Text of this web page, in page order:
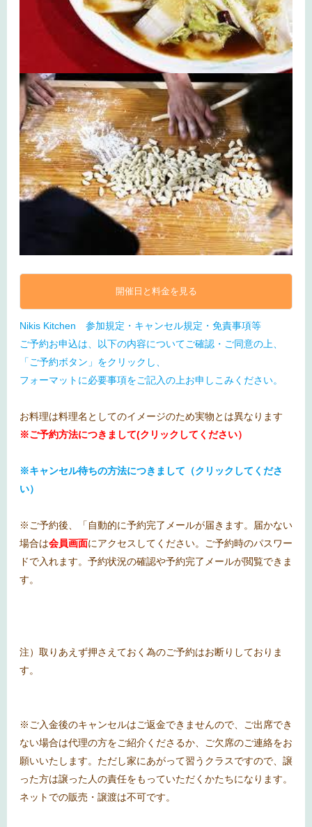
開催日と料金を見る
Nikis Kitchen 参加規定・キャンセル規定・免責事項等
ご予約お申込は、以下の内容についてご確認・ご同意の上、
「ご予約ボタン」をクリックし、
フォーマットに必要事項をご記入の上お申しこみください。
お料理は料理名としてのイメージのため実物とは異なります
※ご予約方法につきまして(クリックしてください）
※キャンセル待ちの方法につきまして（クリックしてくださ
い）
※ご予約後、「自動的に予約完了メールが届きます。届かない
場合は会員画面にアクセスしてください。ご予約時のパスワー
ドで入れます。予約状況の確認や予約完了メールが閲覧できま
す。
注）取りあえず押さえておく為のご予約はお断りしておりま
す。
※ご入金後のキャンセルはご返金できませんので、ご出席でき
ない場合は代理の方をご紹介くださるか、ご欠席のご連絡をお
願いいたします。ただし家にあがって習うクラスですので、譲
った方は譲った人の責任をもっていただくかたちになります。
ネットでの販売・譲渡は不可です。